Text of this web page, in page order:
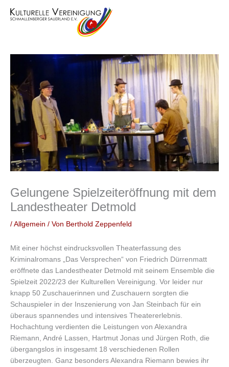
Inhalt
Gelungene Spielzeiteröffnung mit dem
Landestheater Detmold
/ Allgemein / Von Berthold Zeppenfeld
Mit einer höchst eindrucksvollen Theaterfassung des
Kriminalromans „Das Versprechen“ von Friedrich Dürrenmatt
eröffnete das Landestheater Detmold mit seinem Ensemble die
Spielzeit 2022/23 der Kulturellen Vereinigung. Vor leider nur
knapp 50 Zuschauerinnen und Zuschauern sorgten die
Schauspieler in der Inszenierung von Jan Steinbach für ein
überaus spannendes und intensives Theatererlebnis.
Hochachtung verdienten die Leistungen von Alexandra
Riemann, André Lassen, Hartmut Jonas und Jürgen Roth, die
übergangslos in insgesamt 18 verschiedenen Rollen
überzeugten. Ganz besonders Alexandra Riemann bewies ihr